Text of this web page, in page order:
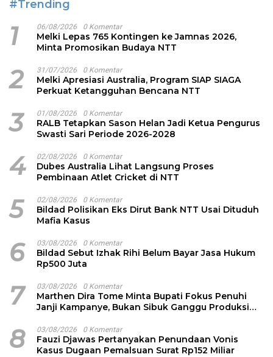
#Trending
1 06/08/2026 0 Komentar
Melki Lepas 765 Kontingen ke Jamnas 2026,
Minta Promosikan Budaya NTT
2 31/07/2026 0 Komentar
Melki Apresiasi Australia, Program SIAP SIAGA
Perkuat Ketangguhan Bencana NTT
3 01/08/2026 0 Komentar
RALB Tetapkan Sason Helan Jadi Ketua Pengurus
Swasti Sari Periode 2026-2028
4 02/08/2026 0 Komentar
Dubes Australia Lihat Langsung Proses
Pembinaan Atlet Cricket di NTT
5 02/08/2026 0 Komentar
Bildad Polisikan Eks Dirut Bank NTT Usai Dituduh
Mafia Kasus
6 03/08/2026 0 Komentar
Bildad Sebut Izhak Rihi Belum Bayar Jasa Hukum
Rp500 Juta
7 03/08/2026 0 Komentar
Marthen Dira Tome Minta Bupati Fokus Penuhi
Janji Kampanye, Bukan Sibuk Ganggu Produksi
8 03/08/2026 0 Komentar
Fauzi Djawas Pertanyakan Penundaan Vonis
Kasus Dugaan Pemalsuan Surat Rp152 Miliar